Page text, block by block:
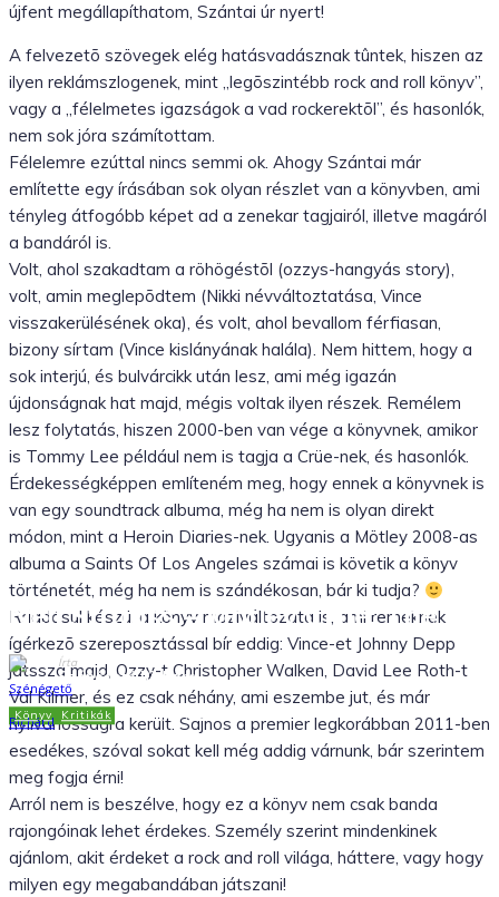
Neil Strauss – Mötley Crüe: The Dirt
Írta
Szénégető Richárd
Könyv Kritikák 2010.03.28.
Facebook
újfent megállapíthatom, Szántai úr nyert!
A felvezetõ szövegek elég hatásvadásznak tûntek, hiszen az
ilyen reklámszlogenek, mint „legõszintébb rock and roll könyv”,
vagy a „félelmetes igazságok a vad rockerektõl”, és hasonlók,
nem sok jóra számítottam.
Félelemre ezúttal nincs semmi ok. Ahogy Szántai már
említette egy írásában sok olyan részlet van a könyvben, ami
tényleg átfogóbb képet ad a zenekar tagjairól, illetve magáról
a bandáról is.
Volt, ahol szakadtam a röhögéstõl (ozzys-hangyás story),
volt, amin meglepõdtem (Nikki névváltoztatása, Vince
visszakerülésének oka), és volt, ahol bevallom férfiasan,
bizony sírtam (Vince kislányának halála). Nem hittem, hogy a
sok interjú, és bulvárcikk után lesz, ami még igazán
újdonságnak hat majd, mégis voltak ilyen részek. Remélem
lesz folytatás, hiszen 2000-ben van vége a könyvnek, amikor
is Tommy Lee például nem is tagja a Crüe-nek, és hasonlók.
Érdekességképpen említeném meg, hogy ennek a könyvnek is
van egy soundtrack albuma, még ha nem is olyan direkt
módon, mint a Heroin Diaries-nek. Ugyanis a Mötley 2008-as
albuma a Saints Of Los Angeles számai is követik a könyv
történetét, még ha nem is szándékosan, bár ki tudja?
Ráadásul készül a könyv moziváltozata is, ami remeknek
ígérkezõ szereposztással bír eddig: Vince-et Johnny Depp
játssza majd, Ozzy-t Christopher Walken, David Lee Roth-t
Val Kilmer, és ez csak néhány, ami eszembe jut, és már
nyilvánosságra került. Sajnos a premier legkorábban 2011-ben
esedékes, szóval sokat kell még addig várnunk, bár szerintem
meg fogja érni!
Arról nem is beszélve, hogy ez a könyv nem csak banda
rajongóinak lehet érdekes. Személy szerint mindenkinek
ajánlom, akit érdeket a rock and roll világa, háttere, vagy hogy
milyen egy megabandában játszani!